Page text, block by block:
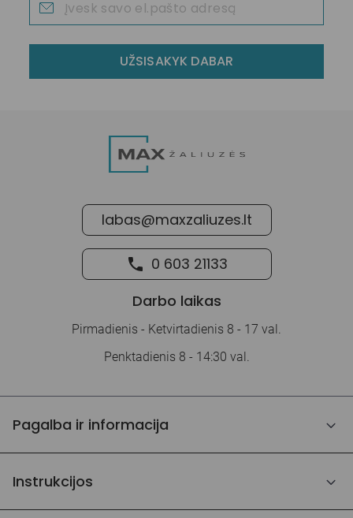
UŽSISAKYK DABAR
labas@maxzaliuzes.lt
0 603 21133
Darbo laikas
Pirmadienis - Ketvirtadienis 8 - 17 val.
Penktadienis 8 - 14:30 val.
Pagalba ir informacija
Instrukcijos